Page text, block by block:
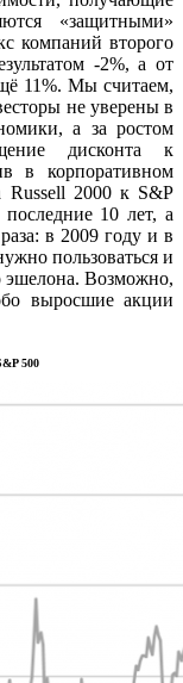
«защитными»
компаний второго
-2%, а от
11%. Мы считаем,
не уверены в
а за ростом
дисконта к
в корпоративном
Russell 2000 к S&P
10 лет, а
в 2009 году и в
пользоваться и
эшелона. Возможно,
выросшие акции
500